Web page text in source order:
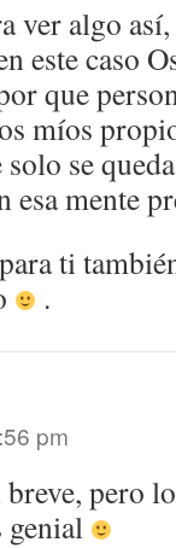
ver algo
este caso
que
míos
se
esa mente
ti
.
pm
pero
genial